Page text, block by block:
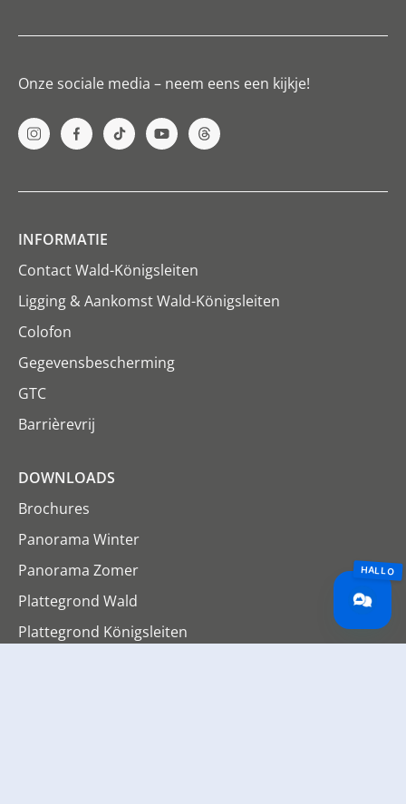
Onze sociale media – neem eens een kijkje!
INFORMATIE
Contact Wald-Königsleiten
Ligging & Aankomst Wald-Königsleiten
Colofon
Gegevensbescherming
GTC
Barrièrevrij
DOWNLOADS
Brochures
Panorama Winter
Panorama Zomer
Plattegrond Wald
Plattegrond Königsleiten